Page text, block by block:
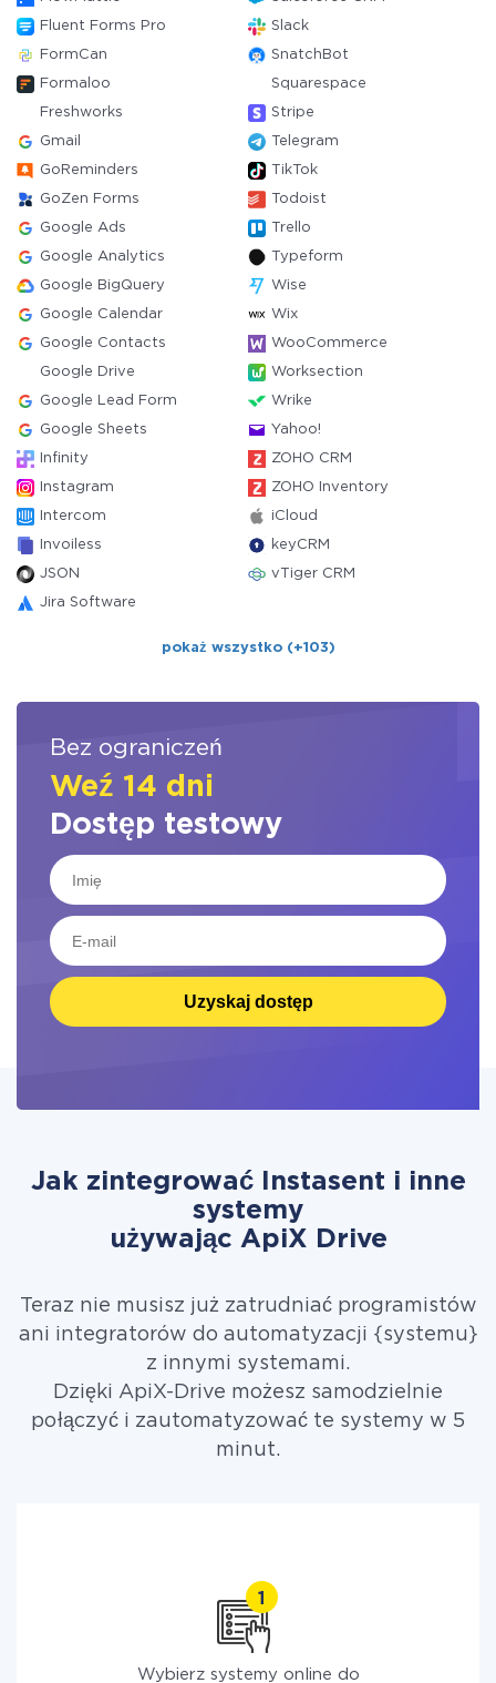
Fluent Forms Pro Slack
FormCan SnatchBot
Formaloo Squarespace
Freshworks Stripe
Gmail Telegram
GoReminders TikTok
GoZen Forms Todoist
Google Ads Trello
Google Analytics Typeform
Google BigQuery Wise
Google Calendar Wix
Google Contacts WooCommerce
Google Drive Worksection
Google Lead Form Wrike
Google Sheets Yahoo!
Infinity ZOHO CRM
Instagram ZOHO Inventory
Intercom iCloud
Invoiless keyCRM
JSON vTiger CRM
Jira Software
pokaż wszystko (+103)
Bez ograniczeń
Weź 14 dni
Dostęp testowy
Uzyskaj dostęp
Jak zintegrować Instasent i inne
systemy
używając ApiX Drive
Teraz nie musisz już zatrudniać programistów
ani integratorów do automatyzacji {systemu}
z innymi systemami.
Dzięki ApiX-Drive możesz samodzielnie
połączyć i zautomatyzować te systemy w 5
minut.
Wybierz systemy online do